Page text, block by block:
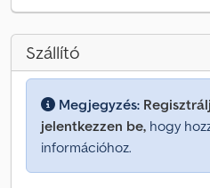
Szállító
Megjegyzés:
jelentkezzen be, hogy
információhoz.